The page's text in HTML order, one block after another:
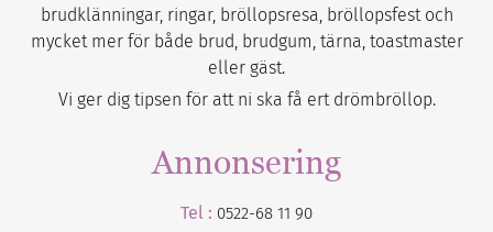
brudklänningar, ringar, bröllopsresa, bröllopsfest och
mycket mer för både brud, brudgum, tärna, toastmaster
eller gäst.
Vi ger dig tipsen för att ni ska få ert drömbröllop.
Annonsering
Tel : 0522-68 11 90